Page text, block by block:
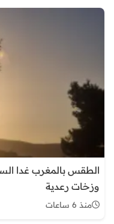
وزخات رعدية
منذ 6 ساعات